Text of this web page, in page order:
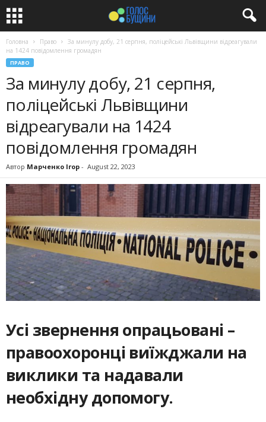
Головна Право
За минулу добу, 21 серпня, поліцейські Львівщини відреагували
на 1424 повідомлення громадян
ПРАВО
За минулу добу, 21 серпня,
поліцейські Львівщини
відреагували на 1424
повідомлення громадян
Автор Марченко Ігор - August 22, 2023
Усі звернення опрацьовані –
правоохоронці виїжджали на
виклики та надавали
необхідну допомогу.